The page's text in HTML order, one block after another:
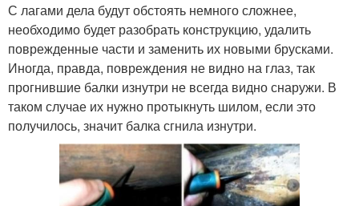
С лагами дела будут обстоять немного сложнее,
необходимо будет разобрать конструкцию, удалить
поврежденные части и заменить их новыми брусками.
Иногда, правда, повреждения не видно на глаз, так
прогнившие балки изнутри не всегда видно снаружи. В
таком случае их нужно протыкнуть шилом, если это
получилось, значит балка сгнила изнутри.